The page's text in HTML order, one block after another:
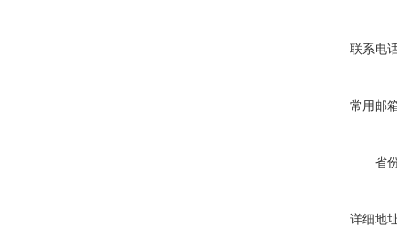
联系电
常用邮
省
详细地